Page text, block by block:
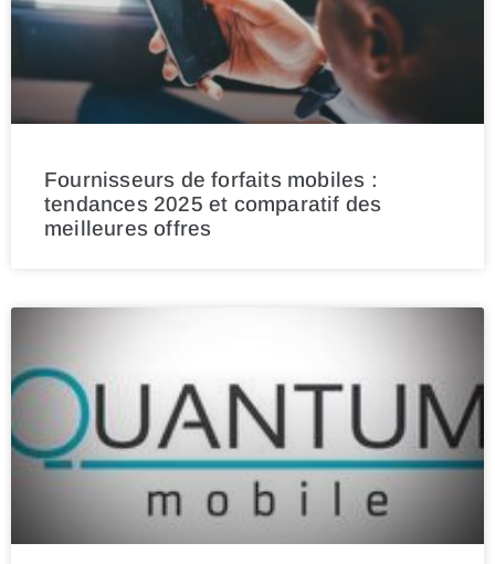
Fournisseurs de forfaits mobiles :
tendances 2025 et comparatif des
meilleures offres